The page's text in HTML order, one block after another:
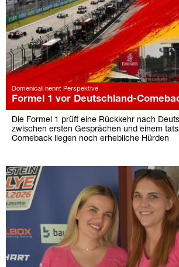
Domenicali nennt Perspektive
Formel 1 vor Deutschland-
Die Formel 1 prüft eine Rückkehr nach
zwischen ersten Gesprächen und einem
Comeback liegen noch erhebliche Hürden